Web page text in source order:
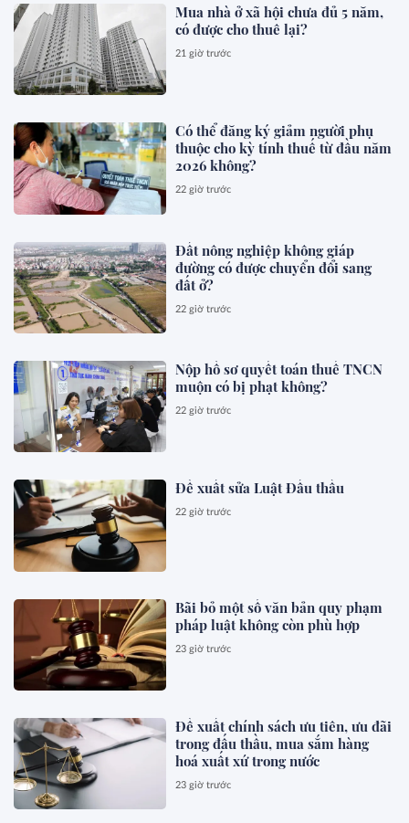
Mua nhà ở xã hội chưa đủ 5 năm,
có được cho thuê lại?
21 giờ trước
Có thể đăng ký giảm người phụ
thuộc cho kỳ tính thuế từ đầu năm
2026 không?
22 giờ trước
Đất nông nghiệp không giáp
đường có được chuyển đổi sang
đất ở?
22 giờ trước
Nộp hồ sơ quyết toán thuế TNCN
muộn có bị phạt không?
22 giờ trước
Đề xuất sửa Luật Đấu thầu
22 giờ trước
Bãi bỏ một số văn bản quy phạm
pháp luật không còn phù hợp
23 giờ trước
Đề xuất chính sách ưu tiên, ưu đãi
trong đấu thầu, mua sắm hàng
hoá xuất xứ trong nước
23 giờ trước